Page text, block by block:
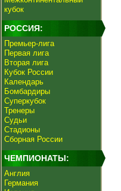
кубок
РОССИЯ:
Премьер-лига
Первая лига
Вторая лига
Кубок России
Календарь
Бомбардиры
Суперкубок
Тренеры
Судьи
Стадионы
Сборная России
ЧЕМПИОНАТЫ:
Англия
Германия